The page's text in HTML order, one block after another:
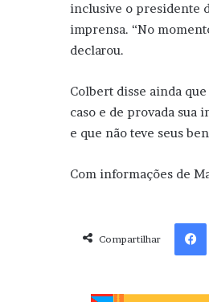
inclusive o presidente
imprensa. “No
declarou.
Colbert disse ainda
caso e de provada sua
e que não teve seus
Com informações de
Compartilhar